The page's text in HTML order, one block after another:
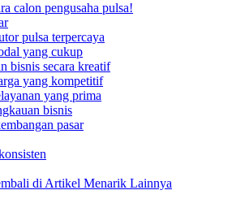
calon pengusaha pulsa!
pulsa terpercaya
yang cukup
bisnis secara kreatif
yang kompetitif
yang prima
bisnis
pasar
di Artikel Menarik Lainnya